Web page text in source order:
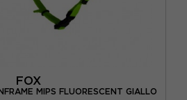
FOX
MIPS FLUORESCENT GIALLO